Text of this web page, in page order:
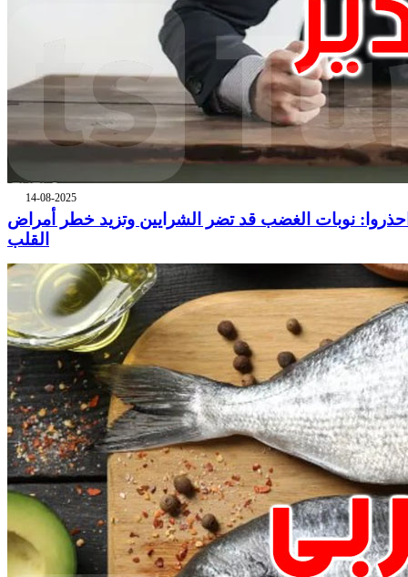
14-08-2025
نوبات الغضب قد تضر الشرايين وتزيد خطر أمراض
القلب